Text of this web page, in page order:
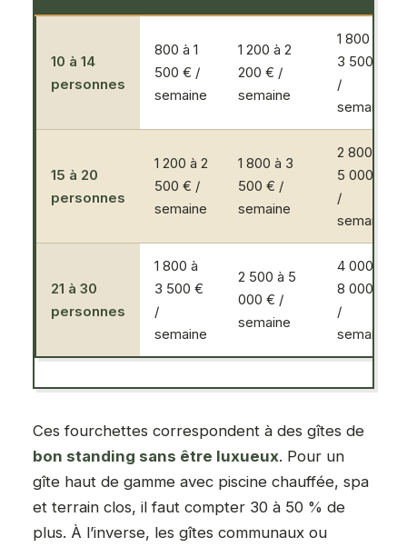
10 à 14
personnes
800 à 1
500 € /
semaine
1 200 à 2
200 € /
semaine
1 800 à
3 500 €
/
semaine
15 à 20
personnes
1 200 à 2
500 € /
semaine
1 800 à 3
500 € /
semaine
2 800 à
5 000 €
/
semaine
21 à 30
personnes
1 800 à
3 500 €
/
semaine
2 500 à 5
000 € /
semaine
4 000 à
8 000 €
/
semaine
Ces fourchettes correspondent à des gîtes de
bon standing sans être luxueux. Pour un
gîte haut de gamme avec piscine chauffée, spa
et terrain clos, il faut compter 30 à 50 % de
plus. À l’inverse, les gîtes communaux ou